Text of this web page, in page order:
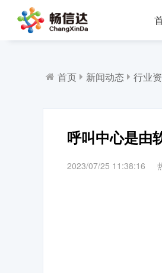
首页 新闻动态 行业
呼叫中心是由
2023/07/25 11:38:16